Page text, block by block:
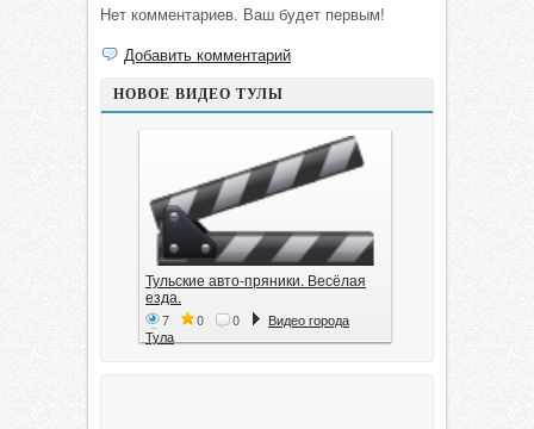
Нет комментариев. Ваш будет первым!
Добавить комментарий
НОВОЕ ВИДЕО ТУЛЫ
Тульские авто-пряники. Весёлая
езда.
7 0 0
Видео города
Тула